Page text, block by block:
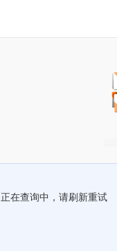
正在查询中，请刷新重试